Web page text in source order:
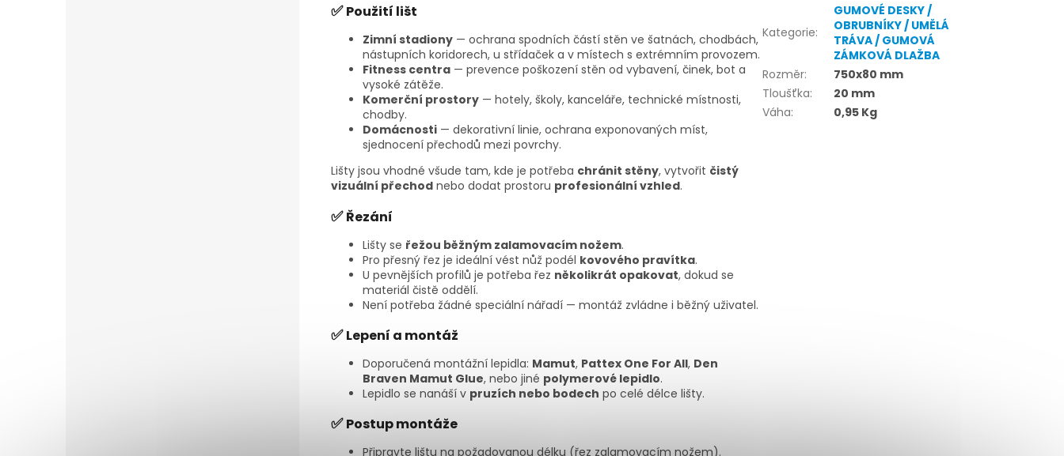
✅Použití lišt
Zimní stadiony — ochrana spodních částí stěn ve šatnách, chodbách,
nástupních koridorech, u střídaček a v místech s extrémním provozem.
Fitness centra — prevence poškození stěn od vybavení, činek, bot a
vysoké zátěže.
Komerční prostory — hotely, školy, kanceláře, technické místnosti,
chodby.
Domácnosti — dekorativní linie, ochrana exponovaných míst,
sjednocení přechodů mezi povrchy.
Lišty jsou vhodné všude tam, kde je potřeba chránit stěny, vytvořit čistý
vizuální přechod nebo dodat prostoru profesionální vzhled.
✅Řezání
Lišty se řežou běžným zalamovacím nožem.
Pro přesný řez je ideální vést nůž podél kovového pravítka.
U pevnějších profilů je potřeba řez několikrát opakovat, dokud se
materiál čistě oddělí.
Není potřeba žádné speciální nářadí — montáž zvládne i běžný uživatel.
✅Lepení a montáž
Doporučená montážní lepidla: Mamut, Pattex One For All, Den
Braven Mamut Glue, nebo jiné polymerové lepidlo.
Lepidlo se nanáší v pruzích nebo bodech po celé délce lišty.
✅Postup montáže
Připravte lištu na požadovanou délku (řez zalamovacím nožem).
Kategorie:
GUMOVÉ DESKY /
OBRUBNÍKY / UMĚLÁ
TRÁVA / GUMOVÁ
ZÁMKOVÁ DLAŽBA
Rozměr:
750x80 mm
Tloušťka:
20 mm
Váha: 0,95 Kg